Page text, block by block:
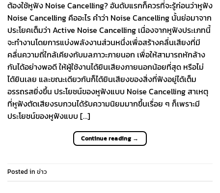
ต้องใช้หูฟัง Noise Cancelling? อันดับแรกก็ควรที่จะรู้ก่อนว่าหูฟัง
Noise Cancelling คืออะไร คำว่า Noise Cancelling นั้นย่อมาจาก
ประโยคเต็มว่า Active Noise Cancelling เนื่องจากหูฟังประเภทนี้
จะทำงานโดยการแบ่งพลังงานส่วนหนึ่งเพื่อสร้างคลื่นเสียงที่มี
คลื่นความถี่ใกล้เคียงกับมลภาวะภายนอก เพื่อให้สามารถหักล้าง
กันได้อย่างพอดี ให้ผู้ใช้งานได้ยินเสียงภายนอกน้อยที่สุด หรือไม่
ได้ยินเลย และขณะเดียวกันก็ได้ยินเสียงของสิ่งที่ฟังอยู่ได้เต็ม
อรรถรสยิ่งขึ้น ประโยชน์ของหูฟังแบบ Noise Cancelling สาเหตุ
ที่หูฟังตัดเสียงรบกวนได้รับความนิยมมากขึ้นเรื่อย ๆ ก็เพราะมี
ประโยชน์ของหูฟังแบบ […]
Continue reading →
Posted in ข่าว